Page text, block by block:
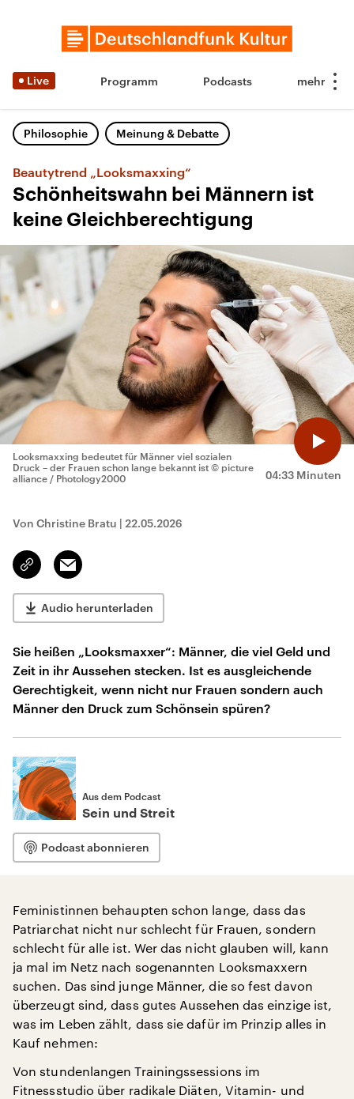
Live Programm Podcasts
Philosophie Meinung & Debatte
Beautytrend „Looksmaxxing“
Schönheitswahn bei Männern ist
keine Gleichberechtigung
04:33 Minuten
Looksmaxxing bedeutet für Männer viel sozialen
Druck – der Frauen schon lange bekannt ist © picture
alliance / Photology2000
Von Christine Bratu | 22.05.2026
Link
kopieren/teilen
Email
Audio herunterladen
Sie heißen „Looksmaxxer“: Männer, die viel Geld und
Zeit in ihr Aussehen stecken. Ist es ausgleichende
Gerechtigkeit, wenn nicht nur Frauen sondern auch
Männer den Druck zum Schönsein spüren?
Aus dem Podcast
Sein und Streit
Podcast abonnieren
Feministinnen behaupten schon lange, dass das
Patriarchat nicht nur schlecht für Frauen, sondern
schlecht für alle ist. Wer das nicht glauben will, kann
ja mal im Netz nach sogenannten Looksmaxxern
suchen. Das sind junge Männer, die so fest davon
überzeugt sind, dass gutes Aussehen das einzige ist,
was im Leben zählt, dass sie dafür im Prinzip alles in
Kauf nehmen:
Von stundenlangen Trainingssessions im
Fitnessstudio über radikale Diäten, Vitamin- und